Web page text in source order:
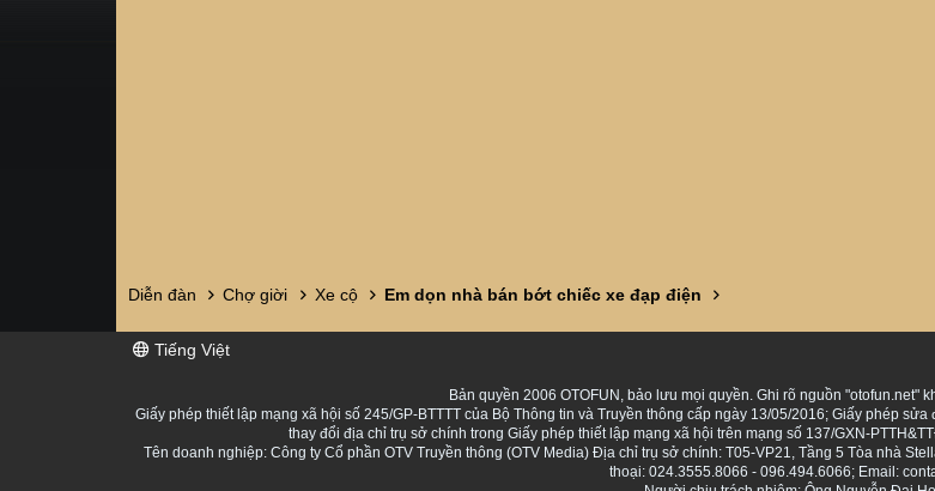
Diễn đàn Chợ giời Xe cộ Em dọn nhà bán bớt chiếc xe đạp điện
Tiếng Việt
Bản quyền 2006 OTOFUN, bảo lưu mọi quyền. Ghi rõ nguồn "otofun.net"
Giấy phép thiết lập mạng xã hội số 245/GP-BTTTT của Bộ Thông tin và Truyền thông cấp ngày 13/05/2016; Giấy phép
thay đổi địa chỉ trụ sở chính trong Giấy phép thiết lập mạng xã hội trên mạng số 137/GXN-
Tên doanh nghiệp: Công ty Cổ phần OTV Truyền thông (OTV Media) Địa chỉ trụ sở chính: T05-VP21, Tầng 5 Tòa nhà
thoại: 024.3555.8066 - 096.494.6066; Email: